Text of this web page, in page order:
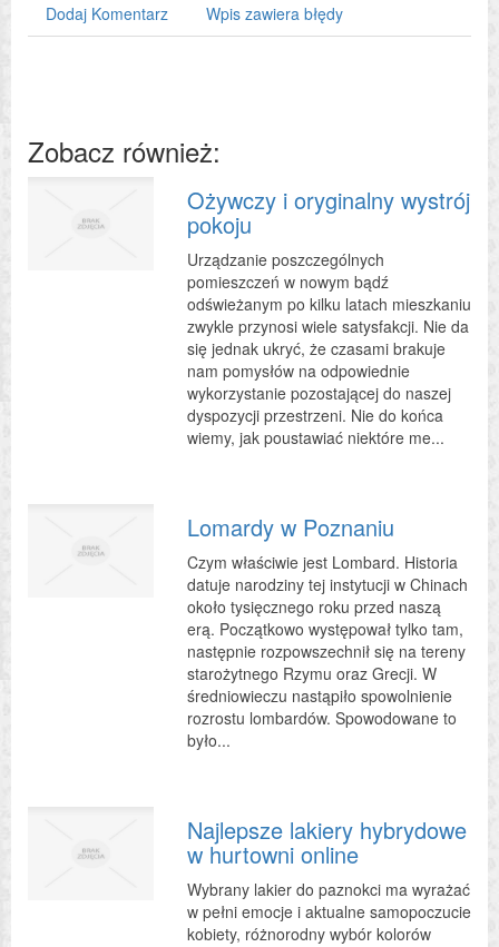
Dodaj Komentarz Wpis zawiera błędy
Zobacz również:
Ożywczy i oryginalny wystrój
pokoju
Urządzanie poszczególnych
pomieszczeń w nowym bądź
odświeżanym po kilku latach mieszkaniu
zwykle przynosi wiele satysfakcji. Nie da
się jednak ukryć, że czasami brakuje
nam pomysłów na odpowiednie
wykorzystanie pozostającej do naszej
dyspozycji przestrzeni. Nie do końca
wiemy, jak poustawiać niektóre me...
Lomardy w Poznaniu
Czym właściwie jest Lombard. Historia
datuje narodziny tej instytucji w Chinach
około tysięcznego roku przed naszą
erą. Początkowo występował tylko tam,
następnie rozpowszechnił się na tereny
starożytnego Rzymu oraz Grecji. W
średniowieczu nastąpiło spowolnienie
rozrostu lombardów. Spowodowane to
było...
Najlepsze lakiery hybrydowe
w hurtowni online
Wybrany lakier do paznokci ma wyrażać
w pełni emocje i aktualne samopoczucie
kobiety, różnorodny wybór kolorów